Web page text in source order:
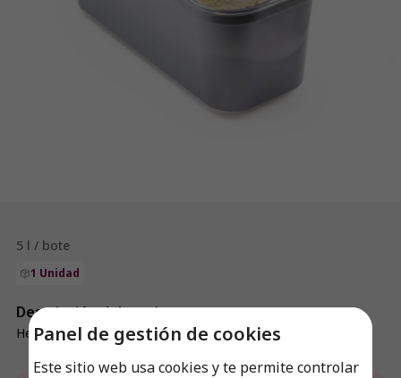
Panel de gestión de cookies
Este sitio web usa cookies y te permite controlar
5 l / bote
1 Unidad
Descripción del producto
Helado